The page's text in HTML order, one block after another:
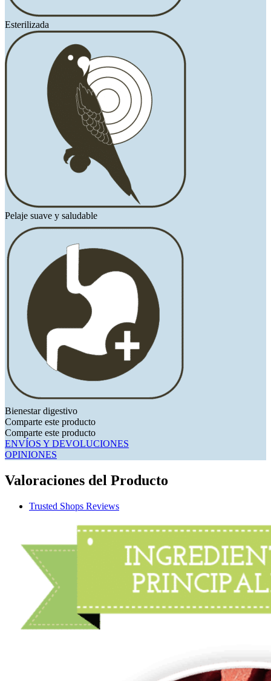
Esterilizada
Pelaje suave y saludable
Bienestar digestivo
Comparte este producto
Comparte este producto
ENVÍOS Y DEVOLUCIONES
OPINIONES
Valoraciones del Producto
Trusted Shops Reviews